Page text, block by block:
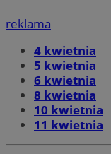
reklama
4 kwietnia
5 kwietnia
6 kwietnia
8 kwietnia
10 kwietnia
11 kwietnia